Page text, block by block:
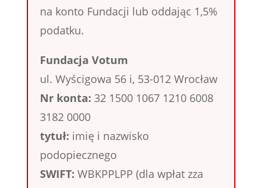
na konto Fundacji lub oddając 1,5%
podatku.
Fundacja Votum
ul. Wyścigowa 56 i, 53-012 Wrocław
Nr konta: 32 1500 1067 1210 6008
3182 0000
tytuł: imię i nazwisko
podopiecznego
SWIFT: WBKPPLPP (dla wpłat zza